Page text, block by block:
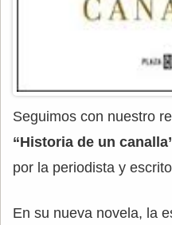
Seguimos con nuestro
“Historia de un
por la periodista y
En su nueva novela, la